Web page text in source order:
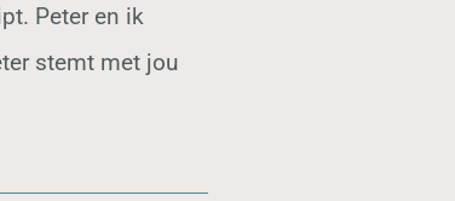
Peter en ik
stemt met jou